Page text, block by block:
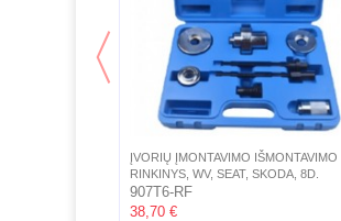
ĮVORIŲ ĮMONTAVIMO IŠMONTAVIMO
RINKINYS, WV, SEAT, SKODA, 8D.
907T6-RF
38,70 €